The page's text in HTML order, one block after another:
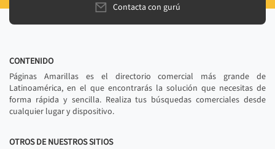
Contacta con gurú
CONTENIDO
Páginas Amarillas es el directorio comercial más grande de
Latinoamérica, en el que encontrarás la solución que necesitas de
forma rápida y sencilla. Realiza tus búsquedas comerciales desde
cualquier lugar y dispositivo.
OTROS DE NUESTROS SITIOS